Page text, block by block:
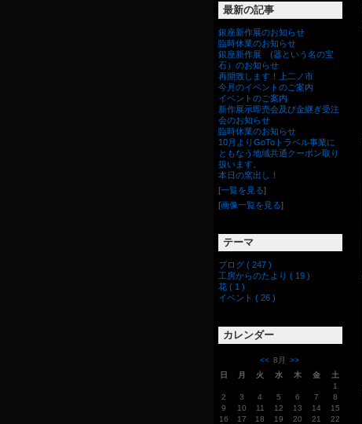
最新の記事
銀座新作展のお知らせ
臨時休業のお知らせ
銀座新作展 (器という名の宝
石）のお知らせ
再開致します！上二ノ市
今月のイベントのご案内
イベントのご案内
新作展示即売会及び金継ぎ受注
会のお知らせ
臨時休業のお知らせ
10月よりGoToトラベル事業に
ともなう地域共通クーポン取り
扱います。
本日の窯出し！
[一覧を見る]
[画像一覧を見る]
テーマ
ブログ ( 247 )
工房からのたより ( 19 )
花 ( 1 )
イベント ( 26 )
カレンダー
<< 8月
>>
日
月 火 水 木 金
土
1
2
3 4 5 6 7
8
9
10 11 12 13 14
15
16
17 18 19 20 21
22